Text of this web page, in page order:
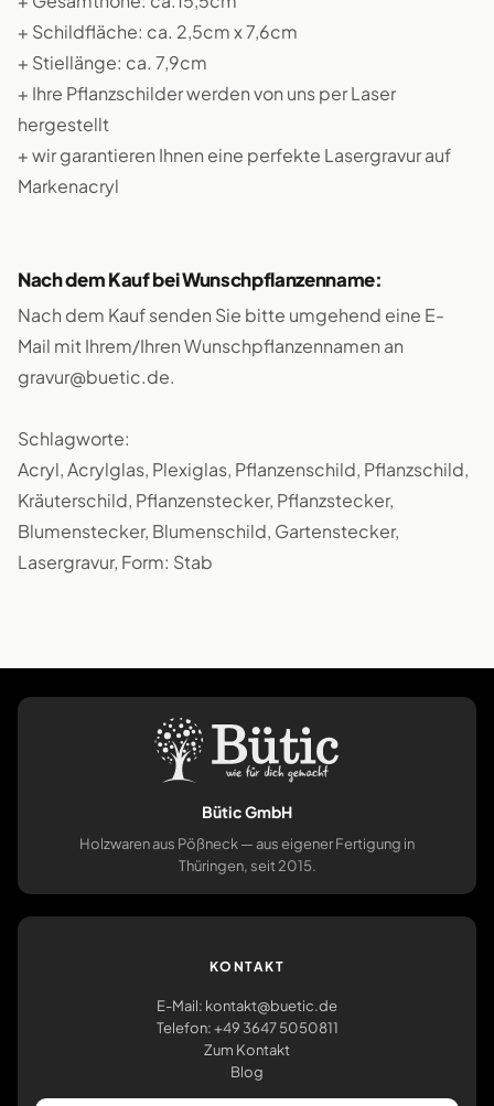
+ Schildfläche: ca. 2,5cm x 7,6cm
+ Stiellänge: ca. 7,9cm
+ Ihre Pflanzschilder werden von uns per Laser
hergestellt
+ wir garantieren Ihnen eine perfekte Lasergravur auf
Markenacryl
Nach dem Kauf bei Wunschpflanzenname:
Nach dem Kauf senden Sie bitte umgehend eine E-
Mail mit Ihrem/Ihren Wunschpflanzennamen an
gravur@buetic.de.
Schlagworte:
Acryl, Acrylglas, Plexiglas, Pflanzenschild, Pflanzschild,
Kräuterschild, Pflanzenstecker, Pflanzstecker,
Blumenstecker, Blumenschild, Gartenstecker,
Lasergravur, Form: Stab
Bütic GmbH
Holzwaren aus Pößneck — aus eigener Fertigung in
Thüringen, seit 2015.
KONTAKT
E-Mail: kontakt@buetic.de
Telefon: +49 3647 5050811
Zum Kontakt
Blog